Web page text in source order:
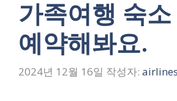
가족여행 숙
예약해봐요.
2024년 12월 16일 작성자: